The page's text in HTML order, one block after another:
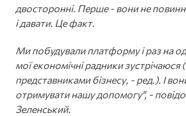
двосторонні. Перше - вони не
і давати. Це факт.
Ми побудували платформу і раз на
мої економічні радники зустрічаюся
представниками бізнесу, - ред.). І
отримувати нашу допомогу", -
Зеленський.